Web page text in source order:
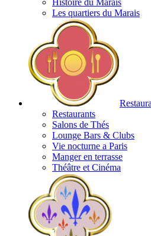
Histoire du Marais
Les quartiers du Marais
Restaurants
Salons de Thés
Lounge Bars & Clubs
Vie nocturne a Paris
Manger en terrasse
Théâtre et Cinéma